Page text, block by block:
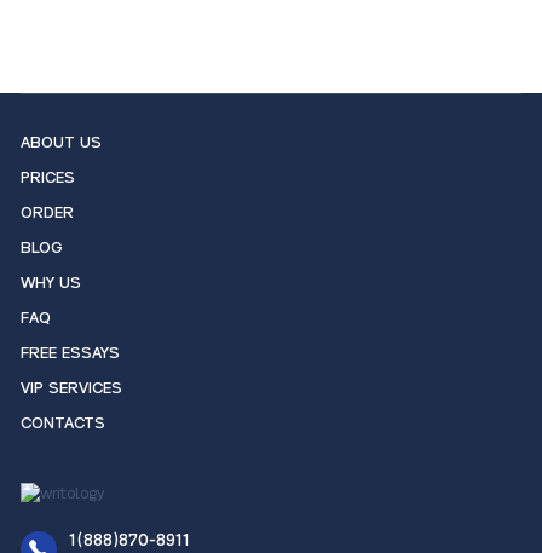
ABOUT US
PRICES
ORDER
BLOG
WHY US
FAQ
FREE ESSAYS
VIP SERVICES
CONTACTS
1(888)870-8911